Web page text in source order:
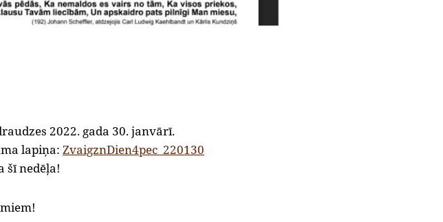
2022. gada 30. janvārī.
lapiņa: ZvaigznDien4pec_220130
šī nedēļa!